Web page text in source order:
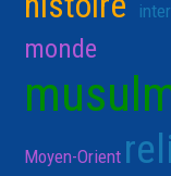
monde
Moyen-Orient